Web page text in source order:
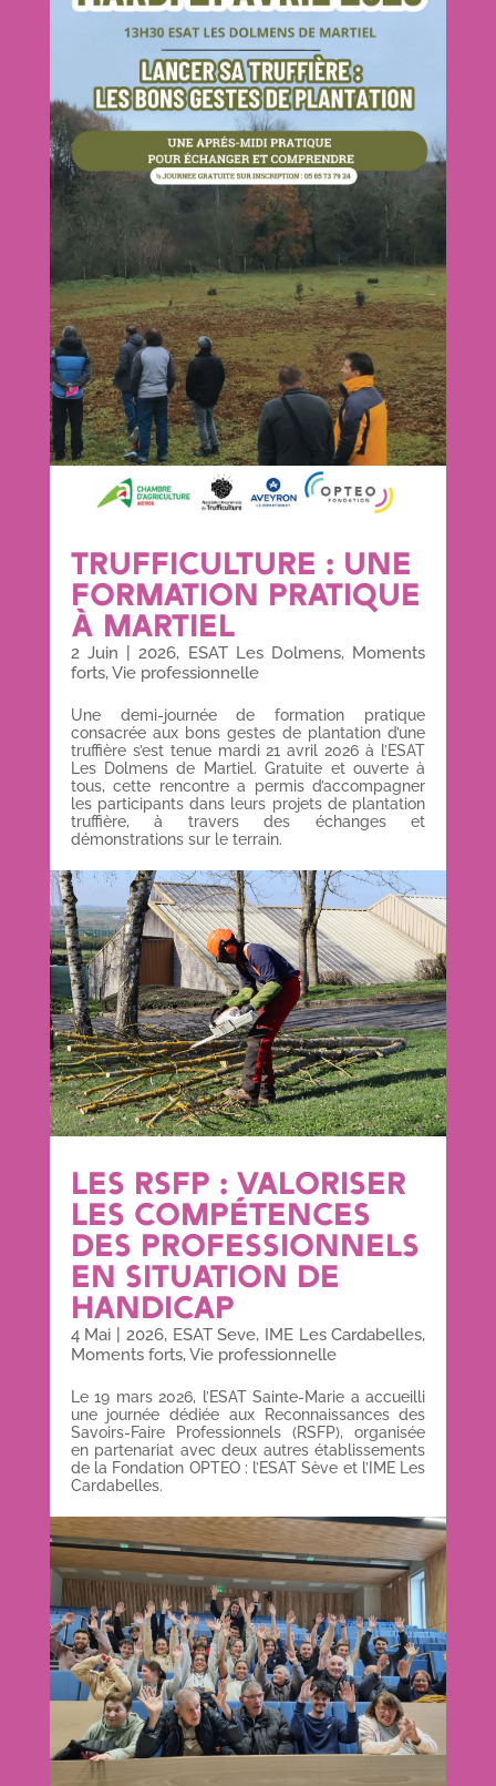
TRUFFICULTURE : UNE
FORMATION PRATIQUE
À MARTIEL
2 Juin |2026, ESAT Les Dolmens, Moments
forts,Vie professionnelle
Une demi-journée de formation pratique
consacrée aux bons gestes de plantation d’une
truffière s’est tenue mardi 21 avril 2026 à l’ESAT
Les Dolmens de Martiel. Gratuite et ouverte à
tous, cette rencontre a permis d’accompagner
les participants dans leurs projets de plantation
truffière, à travers des échanges et
démonstrations sur le terrain.
LES RSFP : VALORISER
LES COMPÉTENCES
DES PROFESSIONNELS
EN SITUATION DE
HANDICAP
4 Mai 2026, ESAT Seve, IME Les Cardabelles,
Moments forts,Vie professionnelle
Le 19 mars 2026, l’ESAT Sainte-Marie a accueilli
une journée dédiée aux Reconnaissances des
Savoirs-Faire Professionnels (RSFP), organisée
en partenariat avec deux autres établissements
de la Fondation OPTEO : l’ESAT Sève et l’IME Les
Cardabelles.